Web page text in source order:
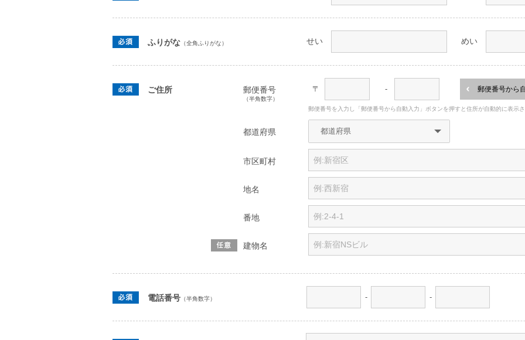
ふりがな （全角ふりがな） せい めい
ご住所 郵便番号
（半角数字）
〒 - 郵便番号から
郵便番号を入力し「郵便番号から自動入力」ボタンを押すと住所が自動的に表示さ
都道府県
市区町村
地名
番地
建物名
電話番号 （半角数字） - -